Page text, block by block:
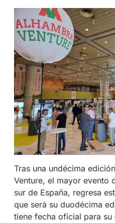
Tras una undécima
Venture, el mayor evento
sur de España, regresa
que será su duodécima
tiene fecha oficial para su